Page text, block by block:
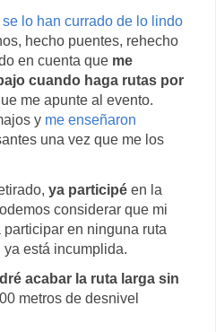
se lo han currado de lo lindo
hecho puentes, rehecho
en cuenta que me
cuando haga rutas por
me apunte al evento.
y me enseñaron
una vez que me los
ya participéen la
considerar que mi
en ninguna ruta
está incumplida.
acabar la ruta larga sin
metros de desnivel